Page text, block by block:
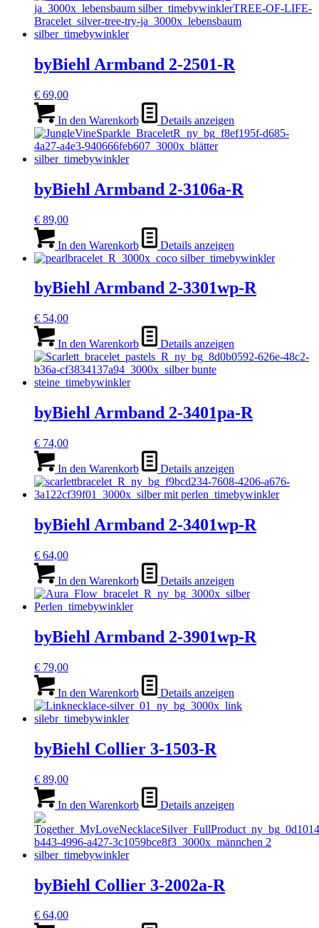
byBiehl Armband 2-2501-R
€ 69,00
In den Warenkorb Details anzeigen
byBiehl Armband 2-3106a-R
€ 89,00
In den Warenkorb Details anzeigen
byBiehl Armband 2-3301wp-R
€ 54,00
In den Warenkorb Details anzeigen
byBiehl Armband 2-3401pa-R
€ 74,00
In den Warenkorb Details anzeigen
byBiehl Armband 2-3401wp-R
€ 64,00
In den Warenkorb Details anzeigen
byBiehl Armband 2-3901wp-R
€ 79,00
In den Warenkorb Details anzeigen
byBiehl Collier 3-1503-R
€ 89,00
In den Warenkorb Details anzeigen
byBiehl Collier 3-2002a-R
€ 64,00